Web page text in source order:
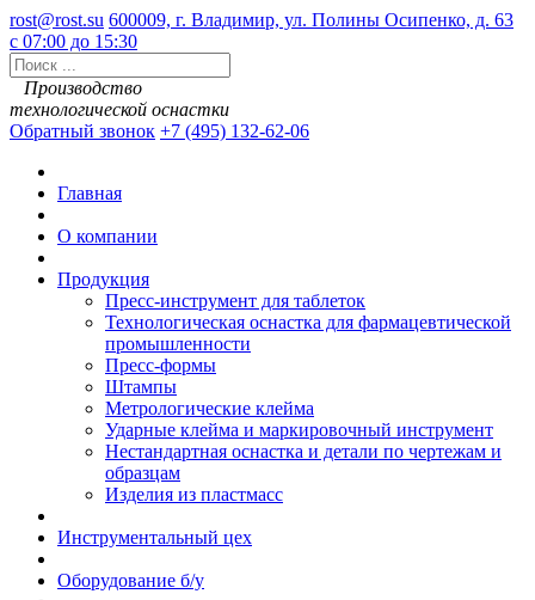
rost@rost.su 600009, г. Владимир, ул. Полины Осипенко, д. 63
с 07:00 до 15:30
Производство
технологической оснастки
Обратный звонок +7 (495) 132-62-06
Главная
О компании
Продукция
Пресс-инструмент для таблеток
Технологическая оснастка для фармацевтической
промышленности
Пресс-формы
Штампы
Метрологические клейма
Ударные клейма и маркировочный инструмент
Нестандартная оснастка и детали по чертежам и
образцам
Изделия из пластмасс
Инструментальный цех
Оборудование б/у